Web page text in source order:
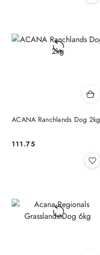
ACANA Ranchlands Dog 2kg
Cena:
111.75